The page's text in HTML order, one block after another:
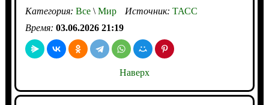
Категория: Все\Мир Источник: ТАСС
Время: 03.06.2026 21:19
Наверх